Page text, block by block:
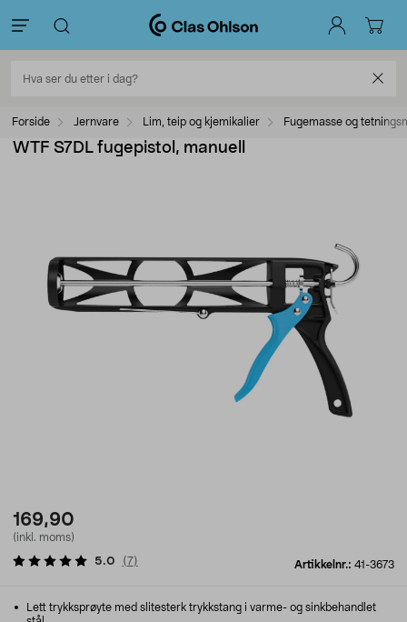
Forside Jernvare Lim, teip og kjemikalier Fugemasse og
WTF S7DL fugepistol, manuell
169,90
(inkl. moms)
Artikkelnr.: 41-3673
5.0 (7)
Lett trykksprøyte med slitesterk trykkstang i varme- og sinkbehandlet